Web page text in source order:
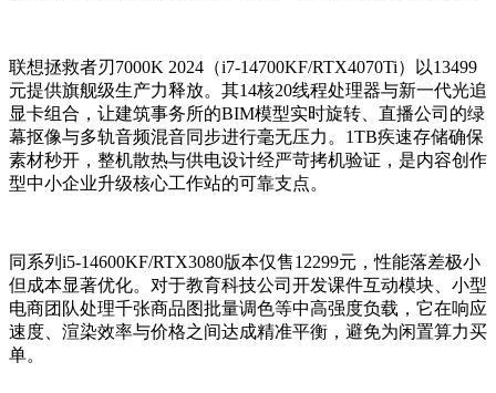
联想拯救者刃7000K 2024（i7-14700KF/RTX4070Ti）以13499
元提供旗舰级生产力释放。其14核20线程处理器与新一代光追
显卡组合，让建筑事务所的BIM模型实时旋转、直播公司的绿
幕抠像与多轨音频混音同步进行毫无压力。1TB疾速存储确保
素材秒开，整机散热与供电设计经严苛拷机验证，是内容创作
型中小企业升级核心工作站的可靠支点。
同系列i5-14600KF/RTX3080版本仅售12299元，性能落差极小
但成本显著优化。对于教育科技公司开发课件互动模块、小型
电商团队处理千张商品图批量调色等中高强度负载，它在响应
速度、渲染效率与价格之间达成精准平衡，避免为闲置算力买
单。